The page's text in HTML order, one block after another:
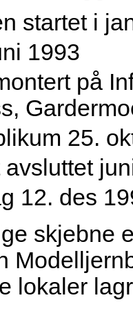
startet i
1993
på
25.
12. des
skjebne
lokaler